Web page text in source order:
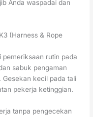
Anda waspadai dan
(Harness & Rope
pemeriksaan rutin pada
sabuk pengaman
Gesekan kecil pada tali
pekerja ketinggian.
tanpa pengecekan